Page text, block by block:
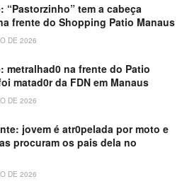
“Pastorzinho” tem a cabeça
frente do Shopping Patio Manaus
DE 2026
metralhad0 na frente do Patio
matad0r da FDN em Manaus
DE 2026
jovem é atr0pelada por moto e
procuram os pais dela no
DE 2026